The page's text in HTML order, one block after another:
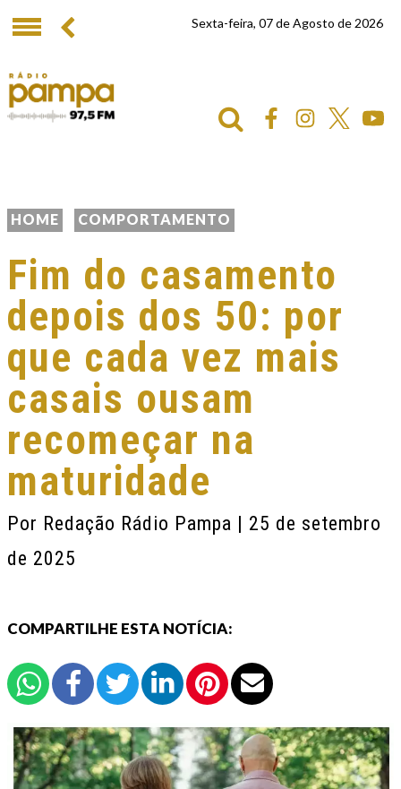
Sexta-feira, 07 de Agosto de 2026
HOME COMPORTAMENTO
Fim do casamento
depois dos 50: por
que cada vez mais
casais ousam
recomeçar na
maturidade
Por Redação Rádio Pampa | 25 de setembro
de 2025
COMPARTILHE ESTA NOTÍCIA: